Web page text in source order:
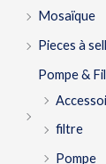
Mosaïque
Pieces à
Pompe &
filtre
Pompe